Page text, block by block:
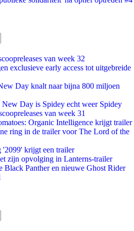
van week 32
exclusieve early access tot uitgebreide
Day knalt naar bijna 800 miljoen
Day is Spidey echt weer Spidey
van week 31
Organic Intelligence krijgt trailer
ring in de trailer voor The Lord of the
krijgt een trailer
zijn opvolging in Lanterns-trailer
Black Panther en nieuwe Ghost Rider